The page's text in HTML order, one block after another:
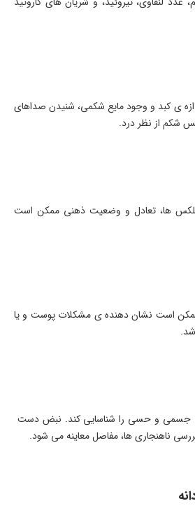
ی کبد و وجود مایع شکمی، شنیدن صداهای
شکم از نظر درد.
ها، تعادل و وضعیت ذهنی ممکن است
است نشان دهنده ی مشکلات پوست و یا
جسمی و حسی را شناسایی کند. نبض دست
ناهنجاری ها، مفاصل معاینه می شود.